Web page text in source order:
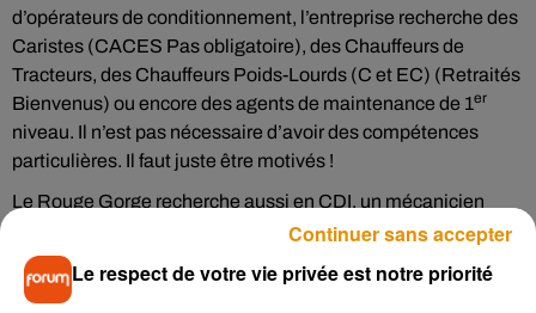
d’opérateurs de conditionnement, l’entreprise recherche des
Caristes (CACES Pas obligatoire), des Chauffeurs de
Tracteurs, des Chauffeurs Poids-Lourds (C et EC) (Retraités
Bienvenus) ou encore des agents de maintenance de 1er
niveau. Il n’est pas nécessaire d’avoir des compétences
particulières. Il faut juste être motivés !
Le Rouge Gorge recherche aussi en CDI, un mécanicien
agricole ou un mécanicien auto désirant se former à la
mécanique agricole, des techniciens de maintenance, des
opérateurs de lignes caristes, ou encore des ouvriers
Le respect de votre vie privée est notre priorité
Continuer sans accepter